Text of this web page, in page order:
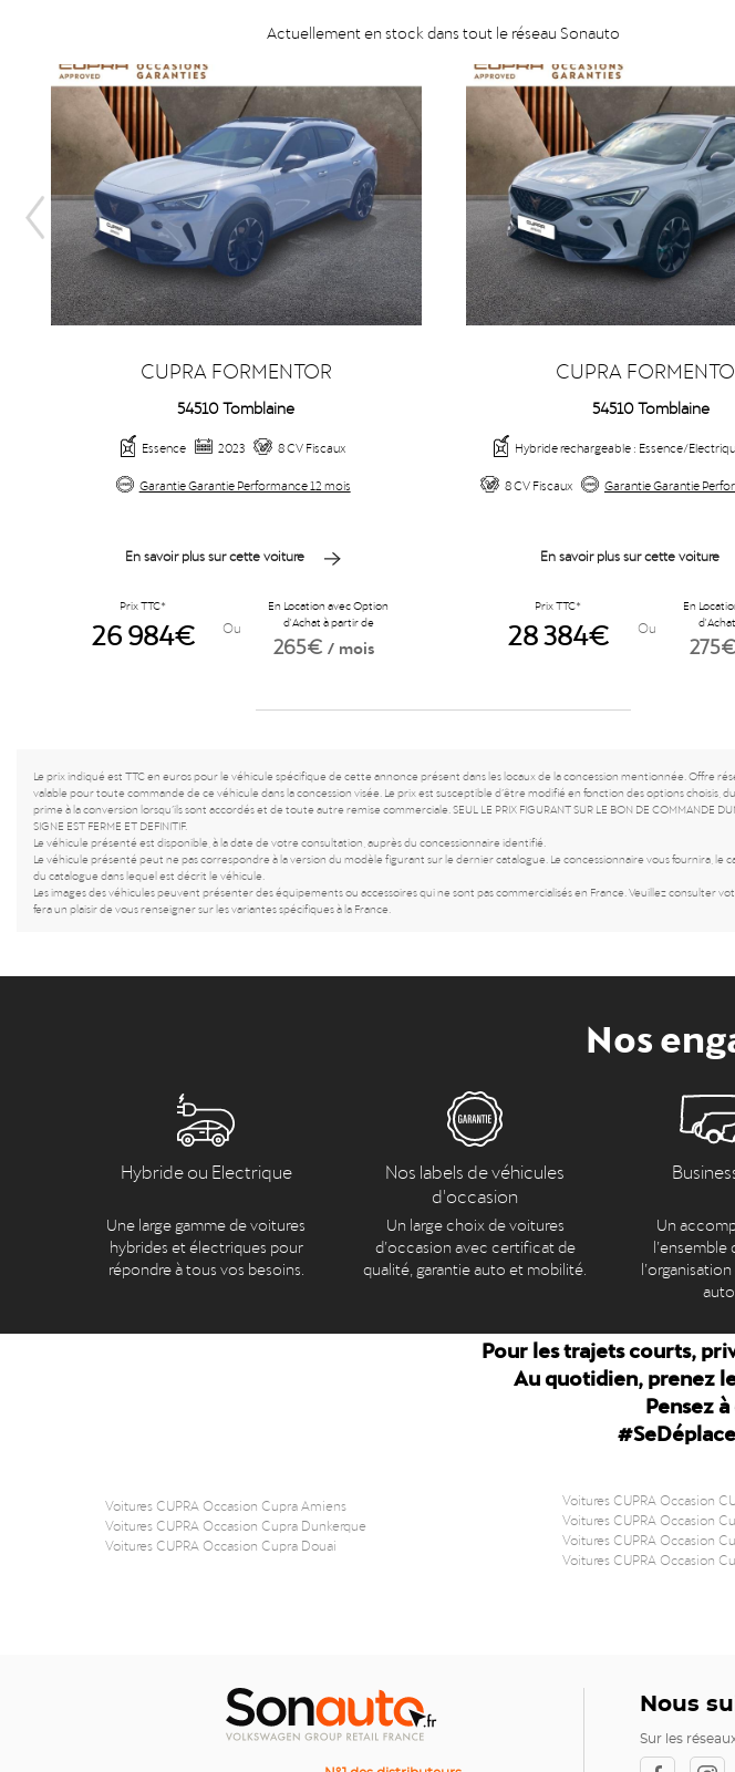
Actuellement en stock dans tout le réseau Sonauto
CUPRA FORMENTOR
54510 Tomblaine
Essence 2023
8 CV Fiscaux
Garantie Garantie Performance 12 mois
En savoir plus sur cette voiture
Prix TTC*
26 984€ Ou
En Location avec Option
d'Achat à partir de
265€ / mois
CUPRA
54510 Tomblaine
Hybride rechargeable : Essence/
8 CV Fiscaux
Garantie Garantie
En savoir plus sur cette voiture
Prix TTC*
28 384€ Ou
En
275€
Le prix indiqué est TTC en euros pour le véhicule spécifique de cette annonce présent dans les locaux de la concession mentionnée. Offre
valable pour toute commande de ce véhicule dans la concession visée. Le prix est susceptible d’être modifié en fonction des options choisis,
prime à la conversion lorsqu’ils sont accordés et de toute autre remise commerciale. SEUL LE PRIX FIGURANT SUR LE BON DE COMMANDE
SIGNE EST FERME ET DEFINITIF.
Le véhicule présenté est disponible, à la date de votre consultation, auprès du concessionnaire identifié.
Le véhicule présenté peut ne pas correspondre à la version du modèle figurant sur le dernier catalogue. Le concessionnaire vous fournira, le
du catalogue dans lequel est décrit le véhicule.
Les images des véhicules peuvent présenter des équipements ou accessoires qui ne sont pas commercialisés en France. Veuillez consulter
fera un plaisir de vous renseigner sur les variantes spécifiques à la France.
Nos
Hybride ou Electrique
Une large gamme de voitures
hybrides et électriques pour
répondre à tous vos besoins.
Nos labels de véhicules
d'occasion
Un large choix de voitures
d’occasion avec certificat de
qualité, garantie auto et mobilité.
Un
Pour les trajets courts,
Au quotidien, prenez
Pensez
Voitures CUPRA Occasion Cupra Amiens
Voitures CUPRA Occasion Cupra Dunkerque
Voitures CUPRA Occasion Cupra Douai
Voitures CUPRA Occasion
Voitures CUPRA Occasion
Voitures CUPRA Occasion
Voitures CUPRA Occasion
Nous
Sur les